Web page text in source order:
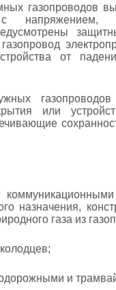
газопроводов
с напряжением,
от
или
назначения,
газа из
и